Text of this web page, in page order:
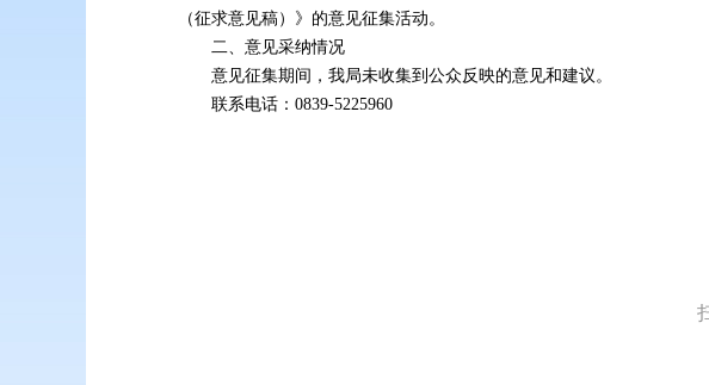
（征求意见稿）》的意见征集活动。
二、意见采纳情况
意见征集期间，我局未收集到公众反映的意见和建议。
联系电话：0839-5225960